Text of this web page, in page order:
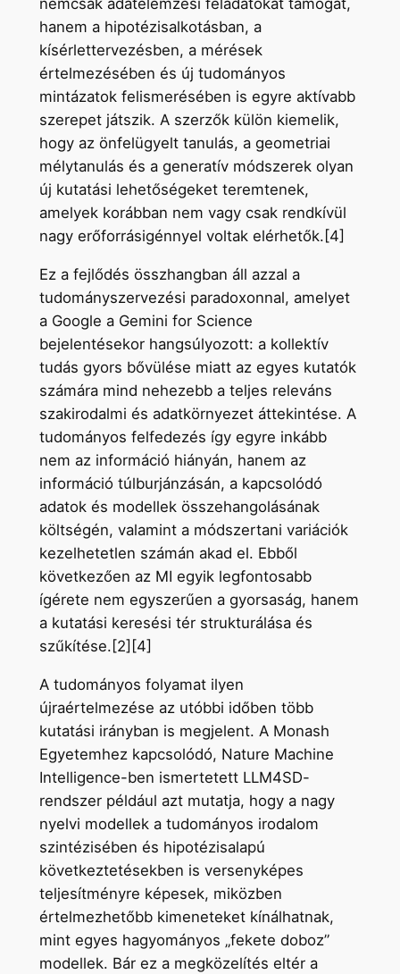
nemcsak adatelemzési feladatokat támogat,
hanem a hipotézisalkotásban, a
kísérlettervezésben, a mérések
értelmezésében és új tudományos
mintázatok felismerésében is egyre aktívabb
szerepet játszik. A szerzők külön kiemelik,
hogy az önfelügyelt tanulás, a geometriai
mélytanulás és a generatív módszerek olyan
új kutatási lehetőségeket teremtenek,
amelyek korábban nem vagy csak rendkívül
nagy erőforrásigénnyel voltak elérhetők.[4]
Ez a fejlődés összhangban áll azzal a
tudományszervezési paradoxonnal, amelyet
a Google a Gemini for Science
bejelentésekor hangsúlyozott: a kollektív
tudás gyors bővülése miatt az egyes kutatók
számára mind nehezebb a teljes releváns
szakirodalmi és adatkörnyezet áttekintése. A
tudományos felfedezés így egyre inkább
nem az információ hiányán, hanem az
információ túlburjánzásán, a kapcsolódó
adatok és modellek összehangolásának
költségén, valamint a módszertani variációk
kezelhetetlen számán akad el. Ebből
következően az MI egyik legfontosabb
ígérete nem egyszerűen a gyorsaság, hanem
a kutatási keresési tér strukturálása és
szűkítése.[2][4]
A tudományos folyamat ilyen
újraértelmezése az utóbbi időben több
kutatási irányban is megjelent. A Monash
Egyetemhez kapcsolódó, Nature Machine
Intelligence-ben ismertetett LLM4SD-
rendszer például azt mutatja, hogy a nagy
nyelvi modellek a tudományos irodalom
szintézisében és hipotézisalapú
következtetésekben is versenyképes
teljesítményre képesek, miközben
értelmezhetőbb kimeneteket kínálhatnak,
mint egyes hagyományos „fekete doboz”
modellek. Bár ez a megközelítés eltér a